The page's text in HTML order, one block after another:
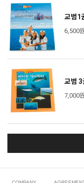
교범1
6,500
교범 3
7,000